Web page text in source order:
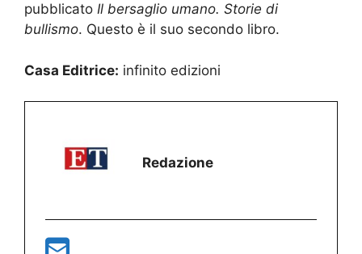
pubblicato Il bersaglio umano. Storie di
bullismo. Questo è il suo secondo libro.
Casa Editrice: infinito edizioni
Redazione